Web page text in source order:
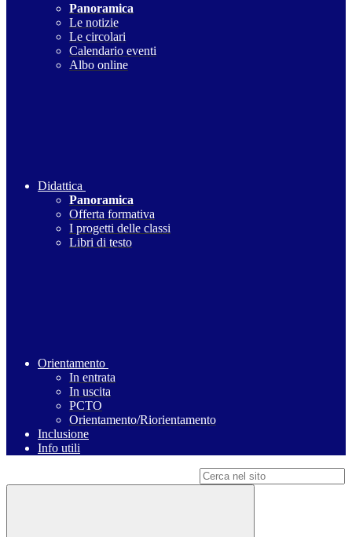
Panoramica
Le notizie
Le circolari
Calendario eventi
Albo online
Didattica
Panoramica
Offerta formativa
I progetti delle classi
Libri di testo
Orientamento
In entrata
In uscita
PCTO
Orientamento/Riorientamento
Inclusione
Info utili